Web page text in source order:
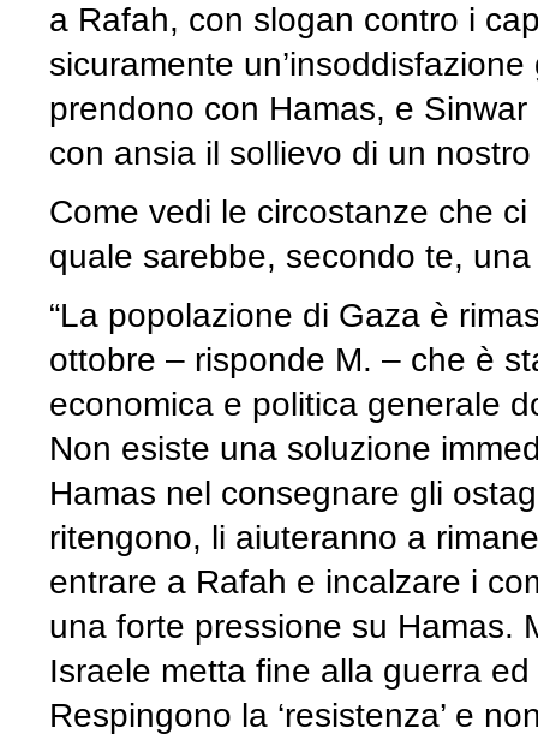
a Rafah, con slogan contro i
sicuramente
prendono con Hamas, e
con ansia il sollievo di un
Come vedi le circostanze che
quale sarebbe, secondo te, una
“La popolazione di Gaza è
ottobre – risponde M. – che è
economica e politica generale
Non esiste una soluzione
Hamas nel consegnare gli
ritengono, li aiuteranno a
entrare a Rafah e incalzare i
una forte pressione su Hamas.
Israele metta fine alla guerra
Respingono la ‘resistenza’ e